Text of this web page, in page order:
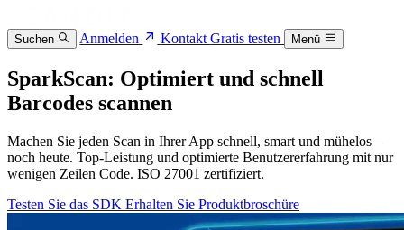
Suchen Anmelden KontaktGratis testen Menü
SparkScan: Optimiert und schnell
Barcodes scannen
Machen Sie jeden Scan in Ihrer App schnell, smart und mühelos –
noch heute. Top-Leistung und optimierte Benutzererfahrung mit nur
wenigen Zeilen Code. ISO 27001 zertifiziert.
Testen Sie das SDK Erhalten Sie Produktbroschüre